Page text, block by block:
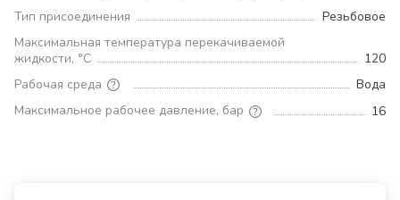
Тип присоединения
Резьбовое
Максимальная температура перекачиваемой
жидкости, °С
120
Рабочая среда
Вода
Максимальное рабочее давление, бар
16